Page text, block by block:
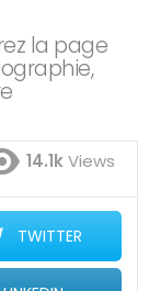
la page
14.1kViews
TWITTER